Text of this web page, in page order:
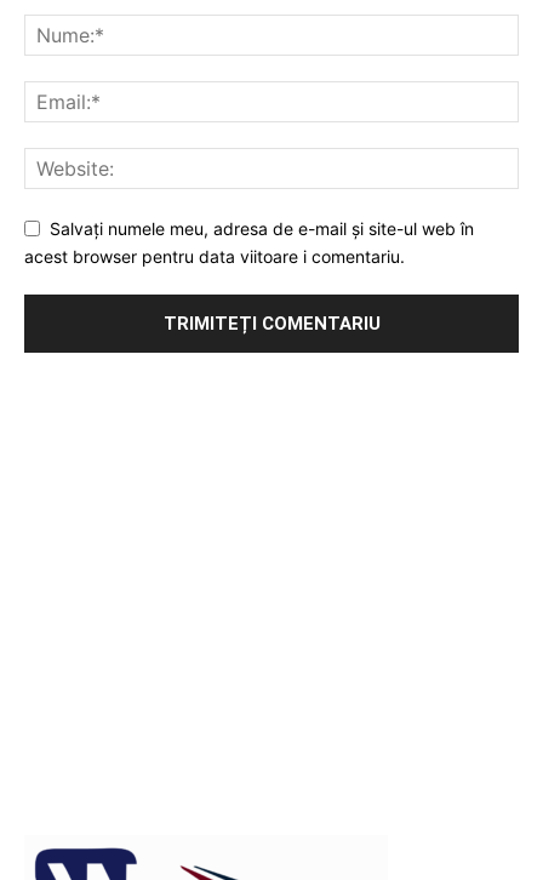
Salvați numele meu, adresa de e-mail și site-ul web în
acest browser pentru data viitoare i comentariu.